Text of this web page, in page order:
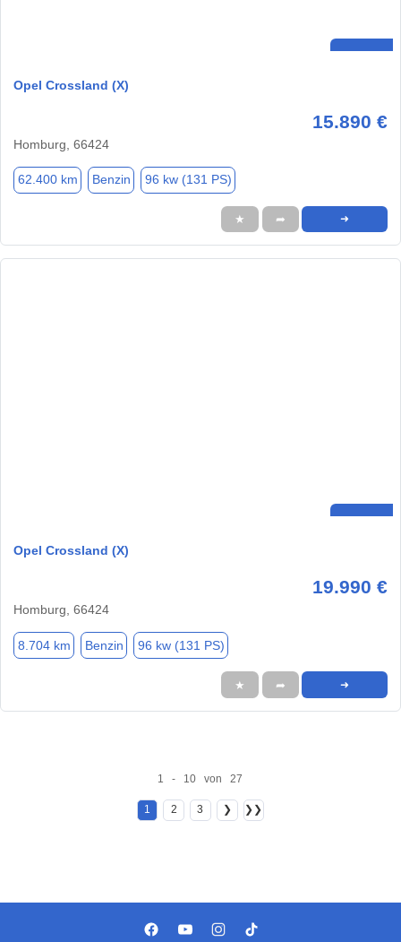
Opel Crossland (X)
15.890 €
Homburg, 66424
62.400 km Benzin 96 kw (131 PS)
★ ➦ ➜
Opel Crossland (X)
19.990 €
Homburg, 66424
8.704 km Benzin 96 kw (131 PS)
★ ➦ ➜
1 - 10 von 27
1 2 3 ❯ ❯❯